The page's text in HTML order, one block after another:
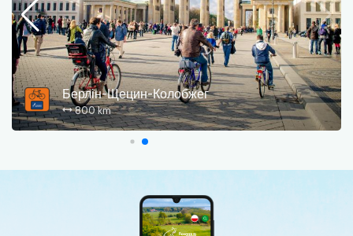
Берлін-Щецин-Колобжег
800 km